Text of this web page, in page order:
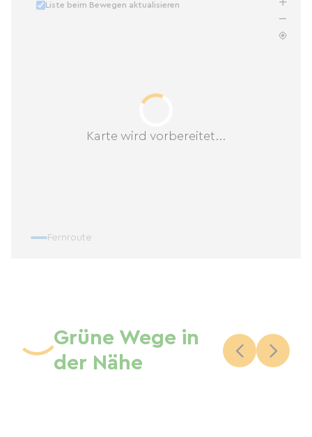
Karte wird vorbereitet...
Liste beim Bewegen aktualisieren
Fernroute
Grüne Wege in
der Nähe